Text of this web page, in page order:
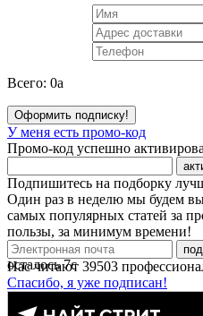
Всего: 0a
Оформить подписку!
У меня есть промо-код
Промо-код успешно
Подпишитесь на подборку
Один раз в неделю мы будем
самых популярных статей за
пользы, за минимум времени!
Нас читают 39503
Спасибо, я уже подписан!
осталось7с